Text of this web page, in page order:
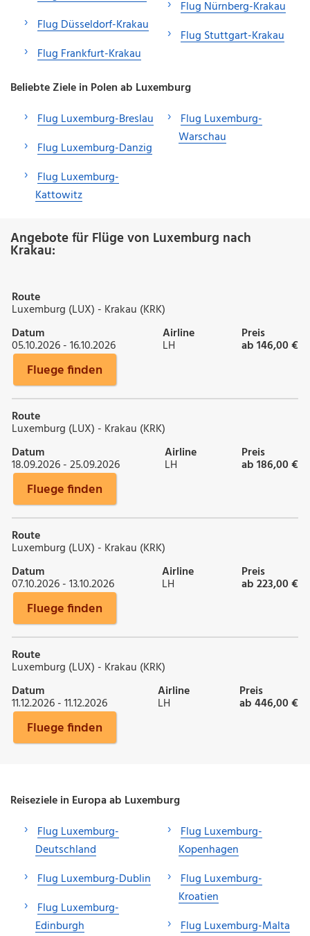
Flug Düsseldorf-Krakau
Flug Frankfurt-Krakau
Flug Nürnberg-Krakau
Flug Stuttgart-Krakau
Beliebte Ziele in Polen ab Luxemburg
Flug Luxemburg-Breslau
Flug Luxemburg-Danzig
Flug Luxemburg-
Kattowitz
Flug Luxemburg-
Warschau
Angebote für Flüge von Luxemburg nach
Krakau:
Route
Luxemburg (LUX) - Krakau (KRK)
Datum
05.10.2026 - 16.10.2026
Airline
LH
Preis
ab 146,00 €
Fluege finden
Route
Luxemburg (LUX) - Krakau (KRK)
Datum
18.09.2026 - 25.09.2026
Airline
LH
Preis
ab 186,00 €
Fluege finden
Route
Luxemburg (LUX) - Krakau (KRK)
Datum
07.10.2026 - 13.10.2026
Airline
LH
Preis
ab 223,00 €
Fluege finden
Route
Luxemburg (LUX) - Krakau (KRK)
Datum
11.12.2026 - 11.12.2026
Airline
LH
Preis
ab 446,00 €
Fluege finden
Reiseziele in Europa ab Luxemburg
Flug Luxemburg-
Deutschland
Flug Luxemburg-Dublin
Flug Luxemburg-
Edinburgh
Flug Luxemburg-
Kopenhagen
Flug Luxemburg-
Kroatien
Flug Luxemburg-Malta